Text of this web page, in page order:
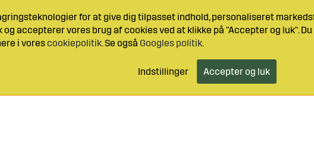
for at give dig tilpasset indhold, personaliseret
accepterer vores brug af cookies ved at klikke på "Accepter og luk".
i vorescookiepolitik. Se også Googles politik.
Indstillinger Accepter og luk